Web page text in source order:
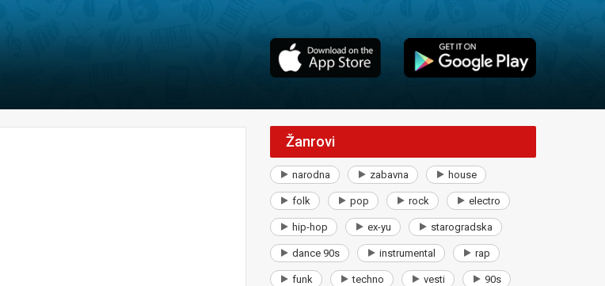
Žanrovi
narodna zabavna house
folk pop rock electro
hip-hop ex-yu starogradska
dance 90s instrumental rap
funk techno vesti 90s